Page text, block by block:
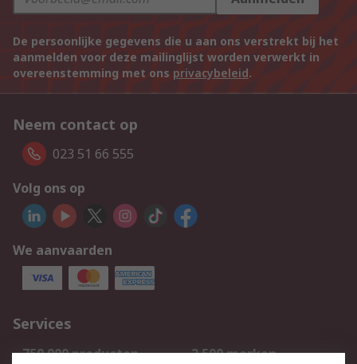
De persoonlijke gegevens die u aan ons verstrekt bij het
aanmelden voor deze mailinglijst worden verwerkt in
overeenstemming met ons privacybeleid.
Neem contact op
023 51 66 555
Volg ons op
We aanvaarden
Services
750.000 producten
2.500 merken